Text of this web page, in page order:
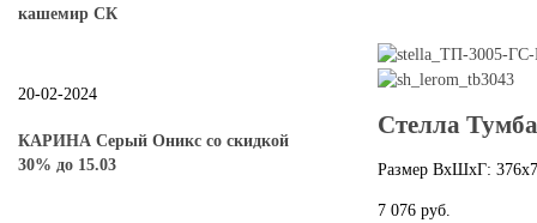
Стелла
Размер ВхШхГ:
7 076 руб.
кашемир СК
20-02-2024
КАРИНА Серый Оникс со скидкой
30% до 15.03